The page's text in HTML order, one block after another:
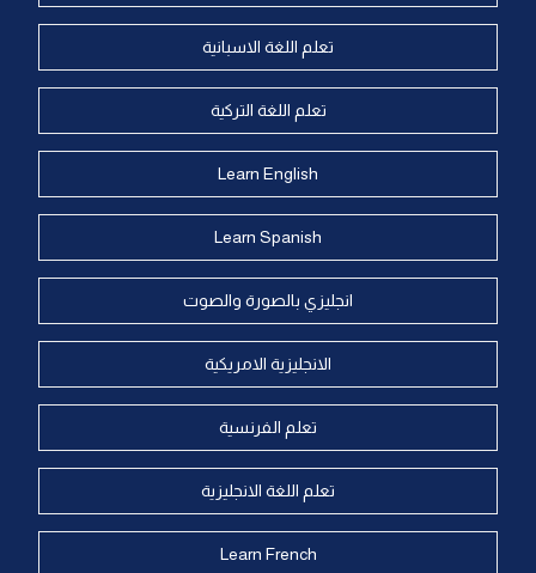
تعلم اللغة الاسبانية
تعلم اللغة التركية
Learn English
Learn Spanish
انجليزي بالصورة والصوت
الانجليزية الامريكية
تعلم الفرنسية
تعلم اللغة الانجليزية
Learn French